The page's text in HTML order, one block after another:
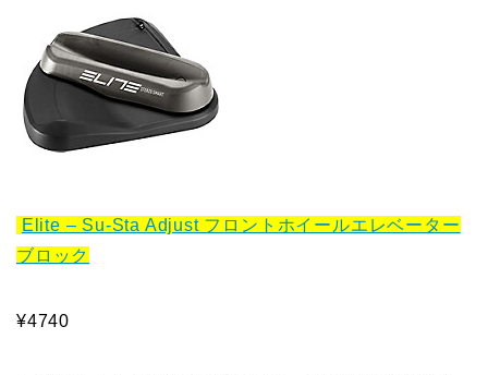
Elite – Su-Sta Adjust フロントホイールエレベーター
ブロック
¥4740